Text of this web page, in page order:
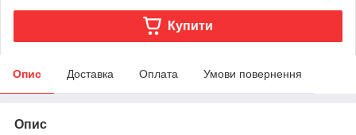
Купити
Опис Доставка Оплата Умови повернення
Опис